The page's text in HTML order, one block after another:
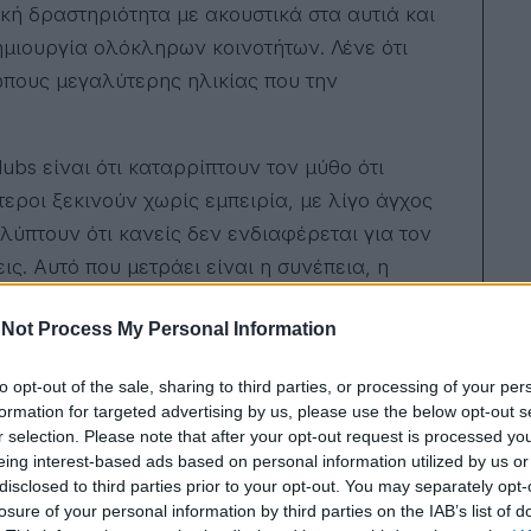
Not Process My Personal Information
opt-out of the sale, sharing to third parties, or processing of your
for targeted advertising by us, please use the below opt-out
selection. Please note that after your opt-out request is processed
interest-based ads based on personal information utilized by us
to third parties prior to your opt-out. You may separately
of your personal information by third parties on the IAB’s list of
δραστηριότητα με ακουστικά στα αυτιά και
ολόκληρων κοινοτήτων. Λένε ότι
μεγαλύτερης ηλικίας που την
είναι ότι καταρρίπτουν τον μύθο ότι
ξεκινούν χωρίς εμπειρία, με λίγο άγχος
ότι κανείς δεν ενδιαφέρεται για τον
Αυτό που μετράει είναι η συνέπεια, η
έψαξα μαζί με τουρίστες τον